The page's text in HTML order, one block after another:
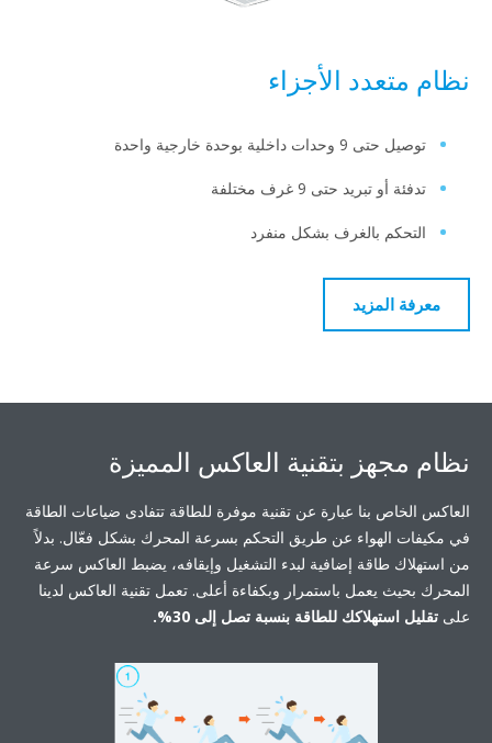
الأجزاء
داخلية بوحدة خارجية واحدة
أو تبريد حتى 9 غرف مختلفة
بالغرف بشكل منفرد
المزيد
بتقنية العاكس المميزة
بنا عبارة عن تقنية موفرة للطاقة تتفادى ضياعات الطاقة
الهواء عن طريق التحكم بسرعة المحرك بشكل فعّال. بدلاً
طاقة إضافية لبدء التشغيل وإيقافه، يضبط العاكس سرعة
يعمل باستمرار وبكفاءة أعلى. تعمل تقنية العاكس لدينا
استهلاكك للطاقة بنسبة تصل إلى 30%.